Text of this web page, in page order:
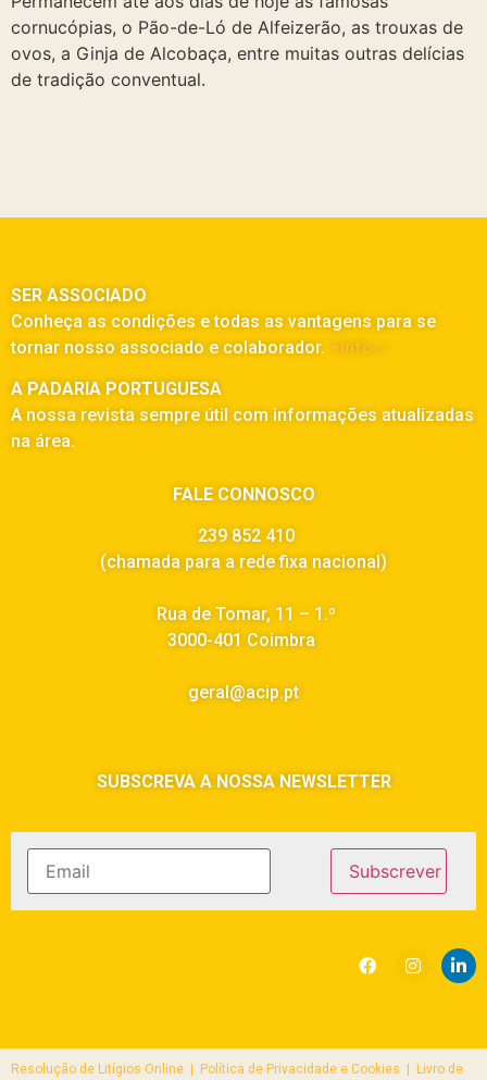
cornucópias, o Pão-de-Ló de Alfeizerão, as trouxas de
ovos, a Ginja de Alcobaça, entre muitas outras delícias
de tradição conventual.
SER ASSOCIADO
Conheça as condições e todas as vantagens para se
tornar nosso associado e colaborador. +info »
A PADARIA PORTUGUESA
A nossa revista sempre útil com informações atualizadas
na área.
FALE CONNOSCO
239 852 410
(chamada para a rede fixa nacional)
Rua de Tomar, 11 – 1.º
3000-401 Coimbra
geral@acip.pt
SUBSCREVA A NOSSA NEWSLETTER
Resolução de Litígios Online | Política de Privacidade e Cookies | Livro de